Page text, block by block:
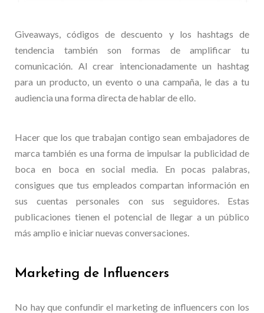
Giveaways, códigos de descuento y los hashtags de
tendencia también son formas de amplificar tu
comunicación. Al crear intencionadamente un hashtag
para un producto, un evento o una campaña, le das a tu
audiencia una forma directa de hablar de ello.
Hacer que los que trabajan contigo sean embajadores de
marca también es una forma de impulsar la publicidad de
boca en boca en social media. En pocas palabras,
consigues que tus empleados compartan información en
sus cuentas personales con sus seguidores. Estas
publicaciones tienen el potencial de llegar a un público
más amplio e iniciar nuevas conversaciones.
Marketing de Influencers
No hay que confundir el marketing de influencers con los